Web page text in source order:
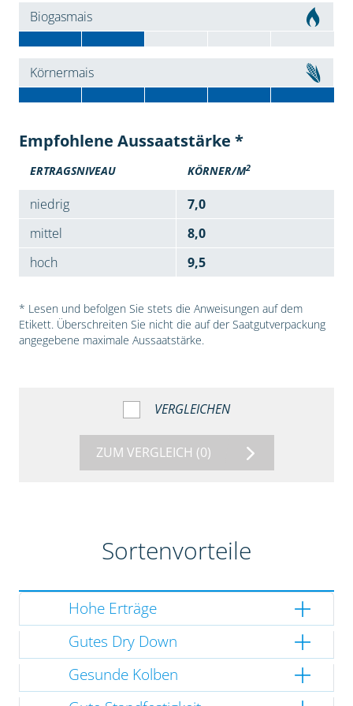
Biogasmais
Körnermais
Empfohlene Aussaatstärke *
ERTRAGSNIVEAU KÖRNER/M2
niedrig
7,0
mittel
8,0
hoch
9,5
* Lesen und befolgen Sie stets die Anweisungen auf dem
Etikett. Überschreiten Sie nicht die auf der Saatgutverpackung
angegebene maximale Aussaatstärke.
VERGLEICHEN
ZUM VERGLEICH (0)
Sortenvorteile
Hohe Erträge
Gutes Dry Down
Gesunde Kolben